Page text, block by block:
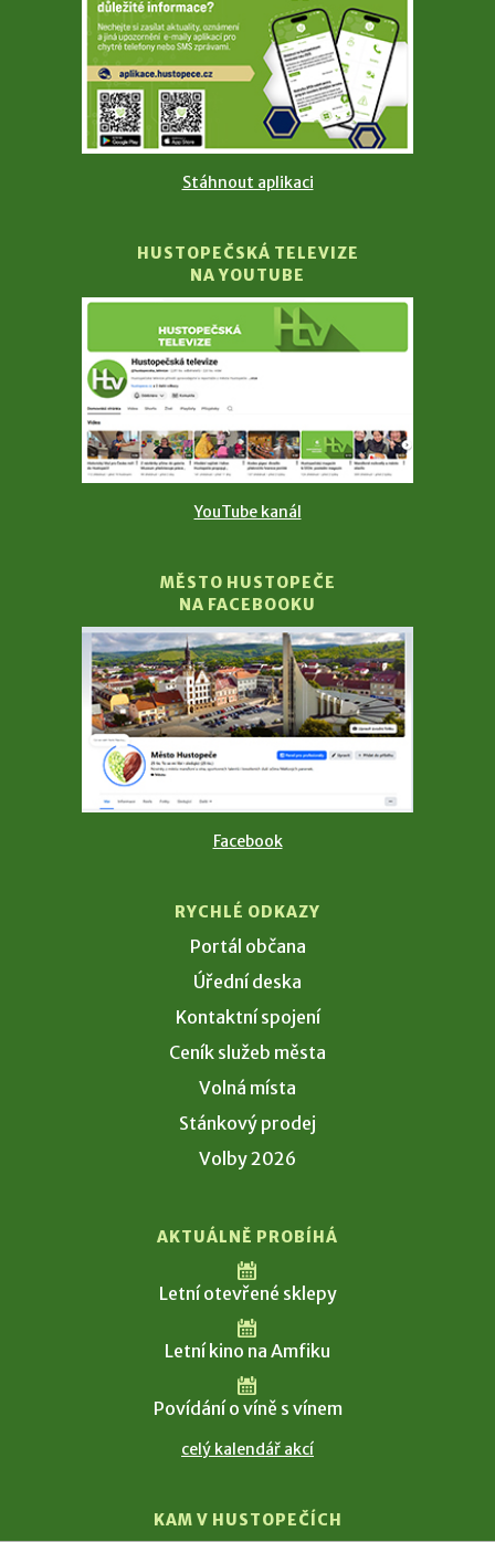
Stáhnout aplikaci
HUSTOPEČSKÁ TELEVIZE
NA YOUTUBE
YouTube kanál
MĚSTO HUSTOPEČE
NA FACEBOOKU
Facebook
RYCHLÉ ODKAZY
Portál občana
Úřední deska
Kontaktní spojení
Ceník služeb města
Volná místa
Stánkový prodej
Volby 2026
AKTUÁLNĚ PROBÍHÁ
Letní otevřené sklepy
Letní kino na Amfiku
Povídání o víně s vínem
celý kalendář akcí
KAM V HUSTOPEČÍCH